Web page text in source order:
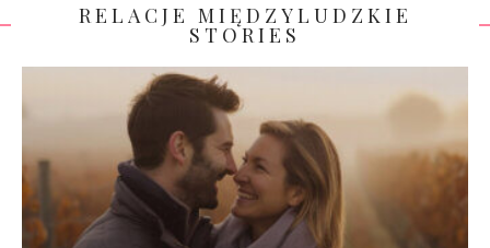
RELACJE MIĘDZYLUDZKIE
STORIES